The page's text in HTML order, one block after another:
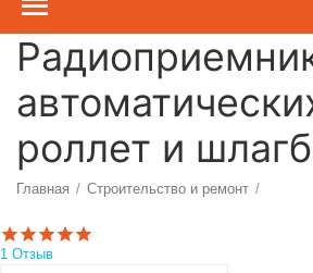
роллет и
Главная / Строительство и ремонт /
Ворота, рольставни, шлагбаумы,
Радиоуправление
1 Отзыв